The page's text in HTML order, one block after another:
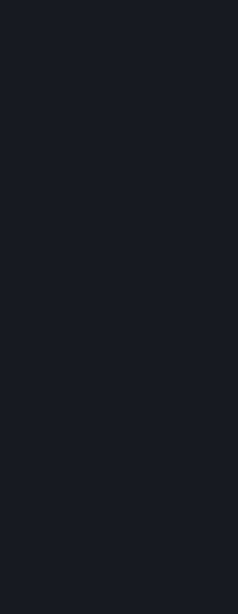
Vous consentez à recevoir
Le traitement de
Services et/ou produits
effectué soit directement
filiale Valve GmbH i.L. dont
au nom de Valve
paiement utilisé. Si votre
États-Unis, votre paiement
européen par Valve GmbH
Valve Corporation. Pour
est perçu directement par
cas, la livraison des
matériel est effectuée par
A. Licence générale
Steam et vos
et l'installation de
Par la présente, Valve
licence non exclusive
à titre privé et non
utilisation commerciale est
les Conditions de
prend fin à la date de
(b) d’une Souscription
Services sont concédés
licence ne vous confère
les Contenus et Services.
Services, vous devez être